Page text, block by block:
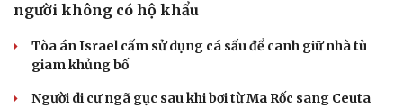
người không có hộ khẩu
Tòa án Israel cấm sử dụng cá sấu để canh giữ nhà tù
giam khủng bố
Người di cư ngã gục sau khi bơi từ Ma Rốc sang Ceuta